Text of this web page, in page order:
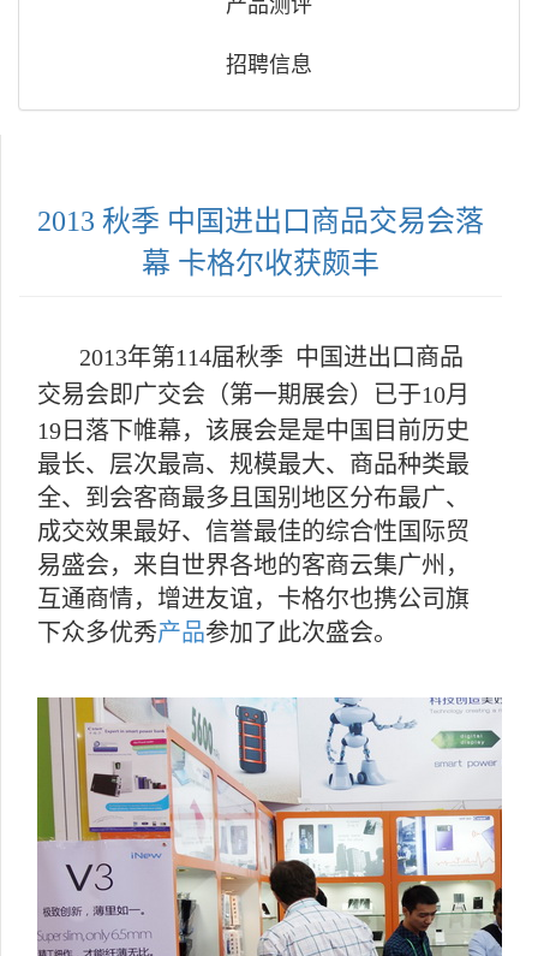
招聘信息
2013 秋季 中国进出口商品交易会落
幕 卡格尔收获颇丰
2013年第114届秋季 中国进出口商品
交易会即广交会（第一期展会）已于10月
19日落下帷幕，该展会是是中国目前历史
最长、层次最高、规模最大、商品种类最
全、到会客商最多且国别地区分布最广、
成交效果最好、信誉最佳的综合性国际贸
易盛会，来自世界各地的客商云集广州，
互通商情，增进友谊，卡格尔也携公司旗
下众多优秀产品参加了此次盛会。